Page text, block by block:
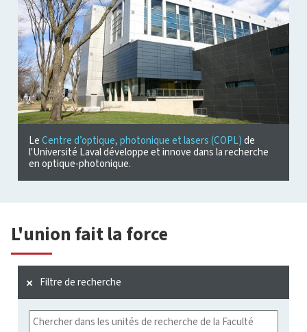
Le Centre d’optique, photonique et lasers (COPL) de
l'Université Laval développe et innove dans la recherche
en optique-photonique.
L'union fait la force
Filtre de recherche